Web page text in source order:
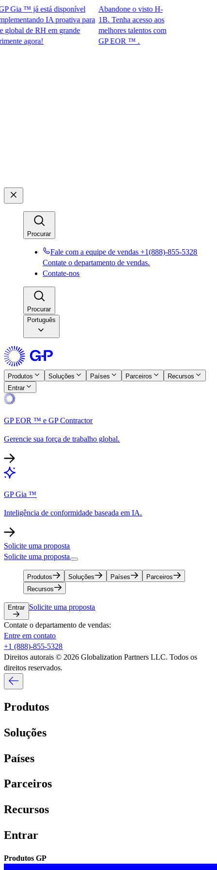
™ já está disponível
IA proativa para
de RH em grande
agora!​​
Abandone o visto H-
1B. Tenha acesso aos
melhores talentos com
GP EOR ™ .​​
Procurar​​
Fale com a equipe de vendas +1(888)-855-5328​​
Contate o departamento de vendas.​​
Contate-nos​​
Procurar​​
Português
Produtos​​ Soluções​​ Países​​ Parceiros​​
Recursos​​
Entrar​​
GP EOR ™ e GP Contractor​​
Gerencie sua força de trabalho global.​​
GP Gia ™​​
Inteligência de conformidade baseada em IA.​​
Solicite uma proposta​​
Solicite uma proposta​​
Produtos​​ Soluções​​ Países​​
Parceiros​​
Recursos​​
Entrar​​ Solicite uma proposta​​
Contate o departamento de vendas:​​
Entre em contato​​
+1 (888)-855-5328​​
Direitos autorais © 2026 Globalization Partners LLC. Todos os
direitos reservados.​​
Produtos​​
Soluções​​
Países​​
Parceiros​​
Recursos​​
Entrar​​
Produtos GP​​